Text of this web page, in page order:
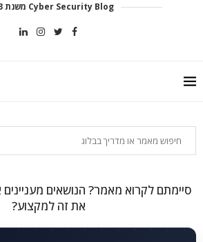
Cyber Security Blog משנת 2013
סיימתם לקרוא מאמר? הנושאים
את זה למקצוע?